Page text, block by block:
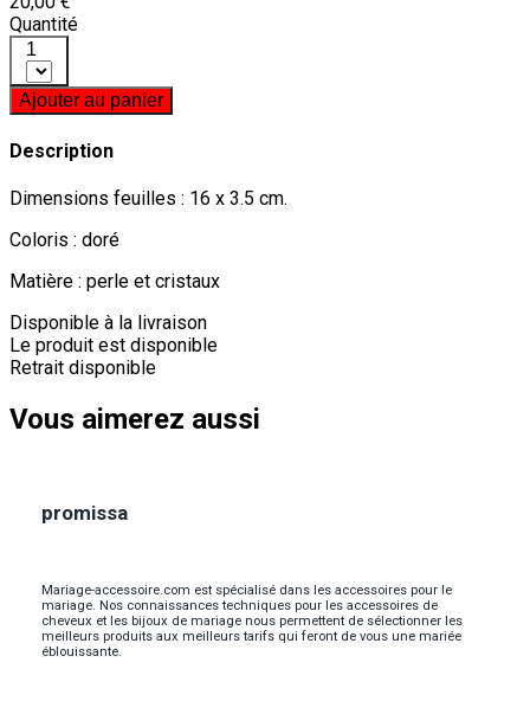
Quantité
1
Ajouter au panier
Description
Dimensions feuilles : 16 x 3.5 cm.
Coloris : doré
Matière : perle et cristaux
Disponible à la livraison
Le produit est disponible
Retrait disponible
Vous aimerez aussi
promissa
Mariage-accessoire.com est spécialisé dans les accessoires pour le
mariage. Nos connaissances techniques pour les accessoires de
cheveux et les bijoux de mariage nous permettent de sélectionner les
meilleurs produits aux meilleurs tarifs qui feront de vous une mariée
éblouissante.